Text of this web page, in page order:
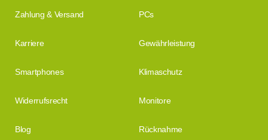
Zahlung & Versand PCs
Karriere Gewährleistung
Smartphones Klimaschutz
Widerrufsrecht Monitore
Blog Rücknahme